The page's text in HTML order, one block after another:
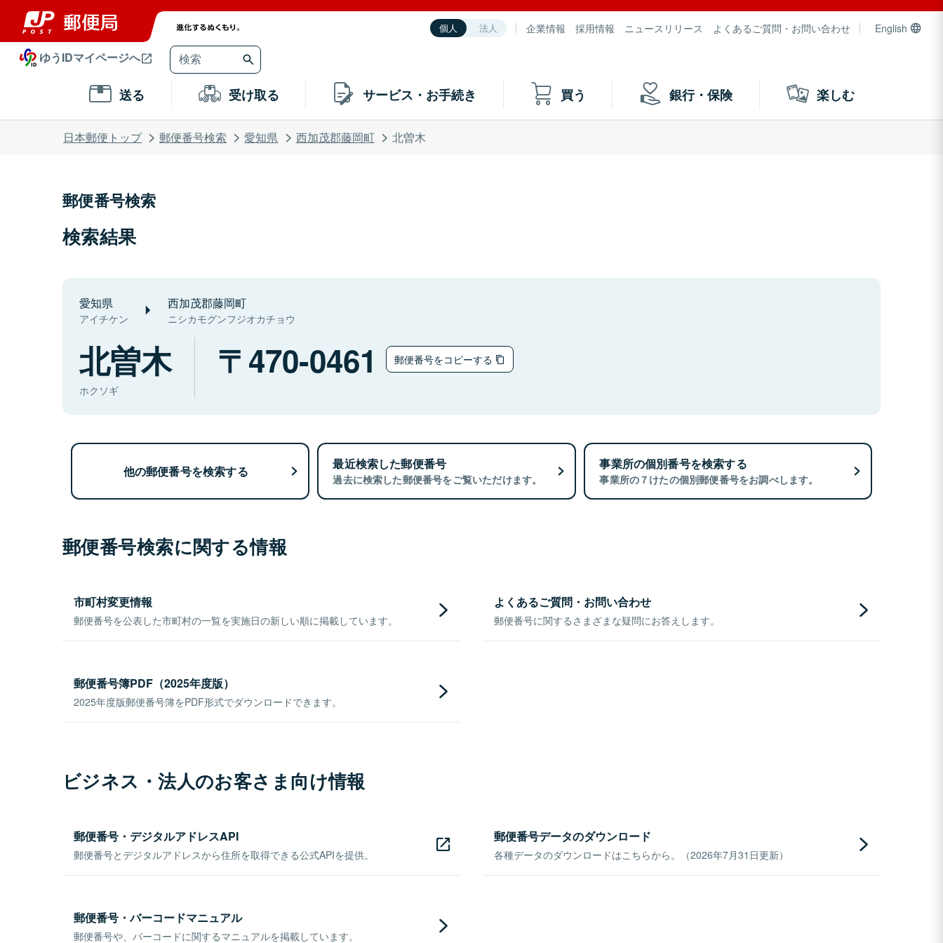
個人 法人 企業情報 採用情報 ニュースリリース よくあるご質問・お問い合わせ English
ゆうIDマイページへ
送る 受け取る サービス・お手続き 買う 銀行・保険 楽しむ
日本郵便トップ 郵便番号検索 愛知県 西加茂郡藤岡町 北曽木
郵便番号検索
検索結果
愛知県
アイチケン
西加茂郡藤岡町
ニシカモグンフジオカチョウ
北曽木
ホクソギ
470-0461 郵便番号をコピーする
他の郵便番号を検索する 最近検索した郵便番号
過去に検索した郵便番号をご覧いただけます。
事業所の個別番号を検索する
事業所の７けたの個別郵便番号をお調べします。
郵便番号検索に関する情報
市町村変更情報
郵便番号を公表した市町村の一覧を実施日の新しい順に掲載しています。
よくあるご質問・お問い合わせ
郵便番号に関するさまざまな疑問にお答えします。
郵便番号簿PDF（2025年度版）
2025年度版郵便番号簿をPDF形式でダウンロードできます。
ビジネス・法人のお客さま向け情報
郵便番号・デジタルアドレスAPI
郵便番号とデジタルアドレスから住所を取得できる公式APIを提供。
郵便番号データのダウンロード
各種データのダウンロードはこちらから。（2026年7月31日更新）
郵便番号・バーコードマニュアル
郵便番号や、バーコードに関するマニュアルを掲載しています。